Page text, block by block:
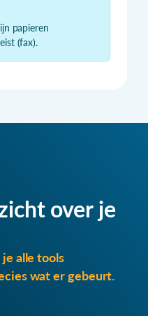
papieren
(fax).
over je
alle tools
wat er gebeurt.